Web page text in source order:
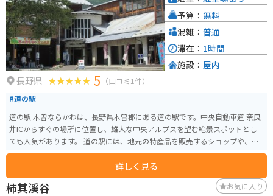
り、雄大な景色を楽しむことができます。 バイクで訪れる場合、道の駅には
広い駐車場が完備されているので安心です。ツーリングの休憩場所としては
もちろん、周辺の観光拠点としても利用できます。 地元の名産品としては、
木曽漆器や木曽節があります。木曽漆器は、美しい光沢と堅牢さが特徴で、
お土産に最適です。木曽節は、木曽地方に伝わる民謡で、力強い歌声が魅力
です。道の駅で購入することができます。
長野県 5 （口コミ1件）
#道の駅
道の駅 木曽ならかわは、長野県木曽郡にある道の駅です。中央自動車道 奈良
井ICからすぐの場所に位置し、雄大な中央アルプスを望む絶景スポットとし
ても人気があります。 道の駅には、地元の特産品を販売するショップや、木
曽の郷土料理が味わえるレストランがあります。木曽漆器や木工品など、お土
産探しにも最適です。また、観光案内所では、周辺の観光スポットやハイキ
ングコースなどの情報を 얻ることもできます。 バイクで訪れる場合、道の駅
には広い駐車場が完備されているので安心です。ツーリングの休憩場所とし
詳しく見る
予算： 無料
混雑： 普通
滞在： 1時間
施設： 屋内
柿其渓谷 お気に入り